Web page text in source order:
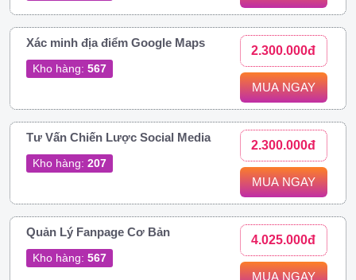
Xác minh địa điểm Google Maps
Kho hàng: 567
2.300.000đ
MUA NGAY
Tư Vấn Chiến Lược Social Media
Kho hàng: 207
2.300.000đ
MUA NGAY
Quản Lý Fanpage Cơ Bản
Kho hàng: 567
4.025.000đ
MUA NGAY